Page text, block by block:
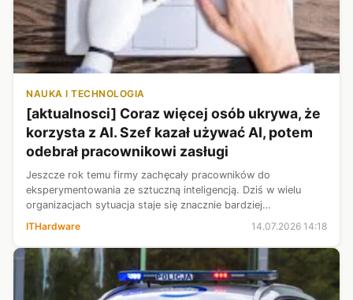
NAUKA I TECHNOLOGIA
[aktualnosci] Coraz więcej osób ukrywa, że
korzysta z AI. Szef kazał używać AI, potem
odebrał pracownikowi zasługi
Jeszcze rok temu firmy zachęcały pracowników do
eksperymentowania ze sztuczną inteligencją. Dziś w wielu
organizacjach sytuacja staje się znacznie bardziej
skomplikowana. Menedżerowie oczekują korzystania z
ITHardware 14.07.2026 14:18